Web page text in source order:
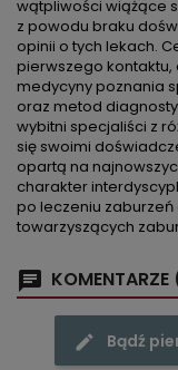
wątpliwości wiążące
z powodu braku
opinii o tych lekach.
pierwszego kontaktu,
medycyny poznania
oraz metod
wybitni specjaliści z
się swoimi
opartą na
charakter
po leczeniu zaburzeń
towarzyszących
Bądź